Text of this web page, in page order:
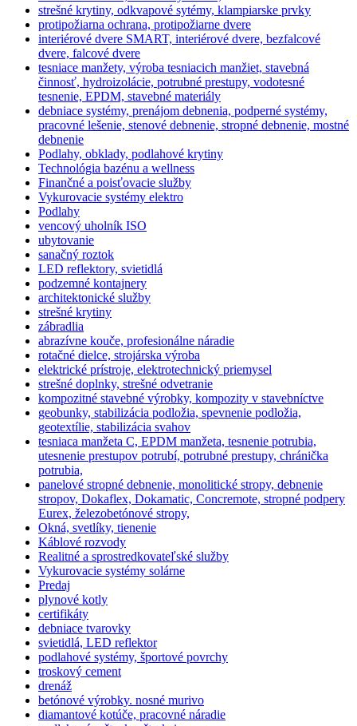
strešné krytiny, odkvapové sytémy, klampiarske prvky
protipožiarna ochrana, protipožiarne dvere
interiérové dvere SMART, interiérové dvere, bezfalcové
dvere, falcové dvere
tesniace manžety, výroba tesniacich manžiet, stavebná
činnosť, hydroizolácie, potrubné prestupy, vodotesné
tesnenie, EPDM, stavebné materiály
debniace systémy, prenájom debnenia, podperné systémy,
pracovné lešenie, stenové debnenie, stropné debnenie, mostné
debnenie
Podlahy, obklady, podlahové krytiny
Technológia bazénu a wellness
Finančné a poisťovacie služby
Vykurovacie systémy elektro
Podlahy
vencový uholník ISO
ubytovanie
sanačný roztok
LED reflektory, svietidlá
podzemné kontajnery
architektonické služby
strešné krytiny
zábradlia
abrazívne kouče, profesionálne náradie
rotačné dielce, strojárska výroba
elektrické prístroje, elektrotechnický priemysel
strešné doplnky, strešné odvetranie
kompozitné stavebné výrobky, kompozity v stavebníctve
geobunky, stabilizácia podložia, spevnenie podložia,
geotextílie, stabilizácia svahov
tesniaca manžeta C, EPDM manžeta, tesnenie potrubia,
utesnenie prestupov potrubí, potrubné prestupy, chránička
potrubia,
panelové stropné debnenie, monolitické stropy, debnenie
stropov, Dokaflex, Dokamatic, Concremote, stropné podpery
Eurex, železobetónové stropy,
Okná, svetlíky, tienenie
Káblové rozvody
Realitné a sprostredkovateľské služby
Vykurovacie systémy solárne
Predaj
plynové kotly
certifikáty
debniace tvarovky
svietidlá, LED reflektor
podlahové systémy, športové povrchy
troskový cement
drenáž
betónové výrobky. nosné murivo
diamantové kotúče, pracovné náradie